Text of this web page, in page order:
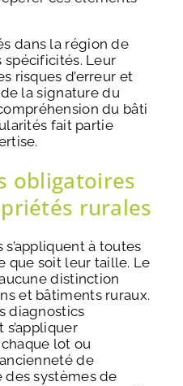
dans la région de
spécificités. Leur
risques d’erreur et
la signature du
du bâti
fait partie
obligatoires
rurales
à toutes
que soit leur taille. Le
distinction
et bâtiments ruraux.
diagnostics
lot ou
de
des systèmes de